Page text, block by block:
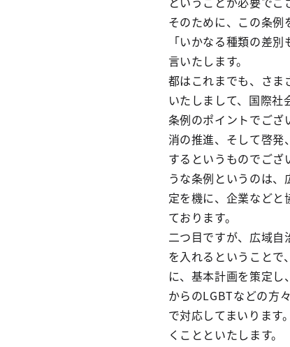
そのために、この条例
「いかなる種類の差
言いたします。
都はこれまでも、さま
いたしまして、国際社
条例のポイントでご
消の推進、そして啓発
するというものでござ
うな条例というのは
定を機に、企業など
ております。
二つ目ですが、広域
を入れるということ
に、基本計画を策定
からのLGBTなどの方
で対応してまいります
くことといたします。